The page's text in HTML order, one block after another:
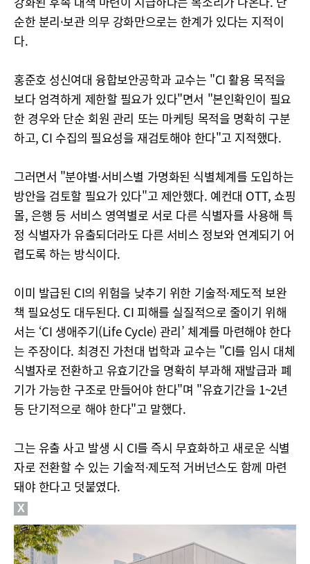
순한 분리·보관 의무 강화만으로는 한계가 있다는 지적이
다.
홍준호 성신여대 융합보안공학과 교수는 "CI 활용 목적을
보다 엄격하게 제한할 필요가 있다"면서 "본인확인이 필요
한 경우와 단순 회원 관리 또는 마케팅 목적을 명확히 구분
하고, CI 수집의 필요성을 재검토해야 한다"고 지적했다.
그러면서 "분야별·서비스별 가명화된 식별체계를 도입하는
방안을 검토할 필요가 있다"고 제안했다. 예컨대 OTT, 쇼핑
몰, 은행 등 서비스 영역별로 서로 다른 식별자를 사용해 특
정 식별자가 유출되더라도 다른 서비스 정보와 연계되기 어
렵도록 하는 방식이다.
이미 발급된 CI의 위험을 낮추기 위한 기술적·제도적 보완
책 필요성도 대두된다. CI 피해를 실질적으로 줄이기 위해
서는 ‘CI 생애주기(Life Cycle) 관리’ 체계를 마련해야 한다
는 주장이다. 최경진 가천대 법학과 교수는 "CI를 임시 대체
식별자로 전환하고 유효기간을 명확히 부과해 재발급과 폐
기가 가능한 구조로 만들어야 한다"며 "유효기간을 1~2년
등 단기적으로 해야 한다"고 말했다.
그는 유출 사고 발생 시 CI를 즉시 무효화하고 새로운 식별
자로 전환할 수 있는 기술적·제도적 거버넌스도 함께 마련
돼야 한다고 덧붙였다.
X